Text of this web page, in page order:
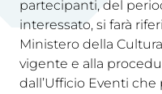
partecipanti, del
interessato, si farà
Ministero della
vigente e alla
dall’Ufficio Eventi